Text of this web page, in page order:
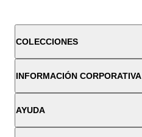
COLECCIONES
INFORMACIÓN CORPORATIVA
AYUDA